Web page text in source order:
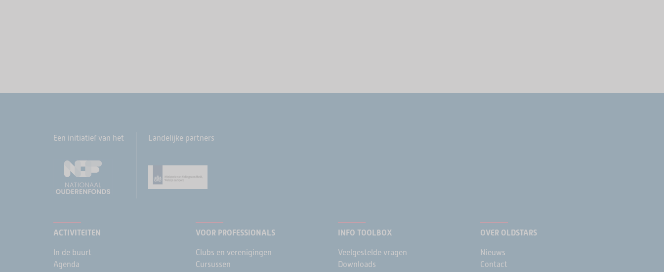
Een initiatief van het Landelijke partners
ACTIVITEITEN
In de buurt
Agenda
VOOR PROFESSIONALS
Clubs en verenigingen
Cursussen
INFO TOOLBOX
Veelgestelde vragen
Downloads
OVER OLDSTARS
Nieuws
Contact